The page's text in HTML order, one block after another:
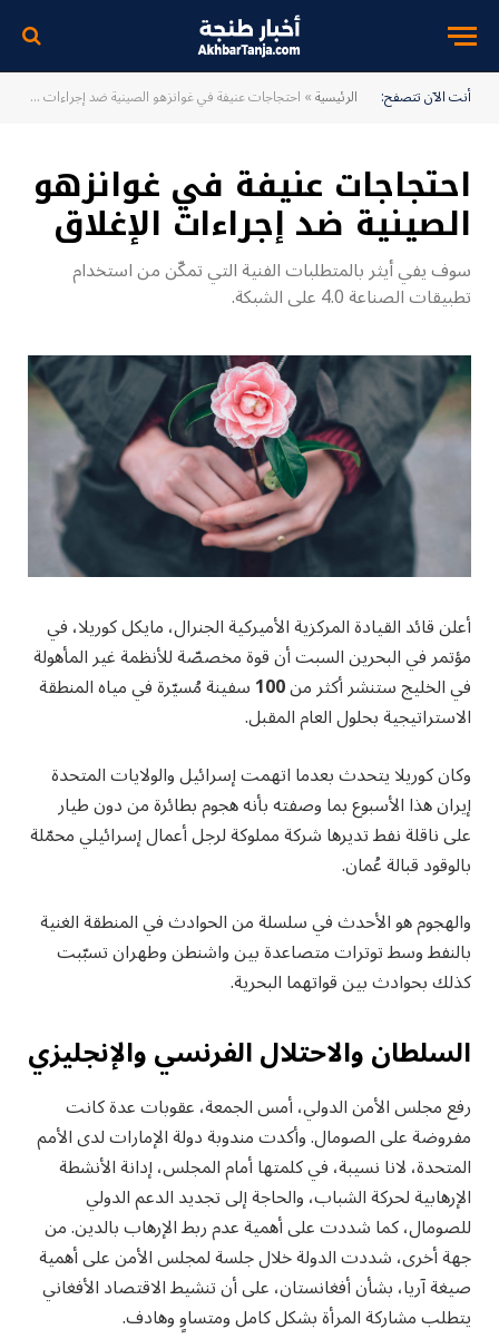
أنت الآن تتصفح: الرئيسية» احتجاجات عنيفة في غوانزهو الصينية ضد إجراءات الإغلاق
احتجاجات عنيفة في غوانزهو
الصينية ضد إجراءات الإغلاق
سوف يفي أيثر بالمتطلبات الفنية التي تمكّن من استخدام
تطبيقات الصناعة 4.0 على الشبكة.
أعلن قائد القيادة المركزية الأميركية الجنرال، مايكل كوريلا، في
مؤتمر في البحرين السبت أن قوة مخصصّة للأنظمة غير المأهولة
في الخليج ستنشر أكثر من100سفينة مُسيّرة في مياه المنطقة
الاستراتيجية بحلول العام المقبل.
وكان كوريلا يتحدث بعدما اتهمت إسرائيل والولايات المتحدة
إيران هذا الأسبوع بما وصفته بأنه هجوم بطائرة من دون طيار
على ناقلة نفط تديرها شركة مملوكة لرجل أعمال إسرائيلي محمّلة
بالوقود قبالة عُمان.
والهجوم هو الأحدث في سلسلة من الحوادث في المنطقة الغنية
بالنفط وسط توترات متصاعدة بين واشنطن وطهران تسبّبت
كذلك بحوادث بين قواتهما البحرية.
السلطان والاحتلال الفرنسي والإنجليزي
رفع مجلس الأمن الدولي، أمس الجمعة، عقوبات عدة كانت
مفروضة على الصومال. وأكدت مندوبة دولة الإمارات لدى الأمم
المتحدة، لانا نسيبة، في كلمتها أمام المجلس، إدانة الأنشطة
الإرهابية لحركة الشباب، والحاجة إلى تجديد الدعم الدولي
للصومال، كما شددت على أهمية عدم ربط الإرهاب بالدين. من
جهة أخرى، شددت الدولة خلال جلسة لمجلس الأمن على أهمية
صيغة آريا، بشأن أفغانستان، على أن تنشيط الاقتصاد الأفغاني
يتطلب مشاركة المرأة بشكل كامل ومتساوٍ وهادف.